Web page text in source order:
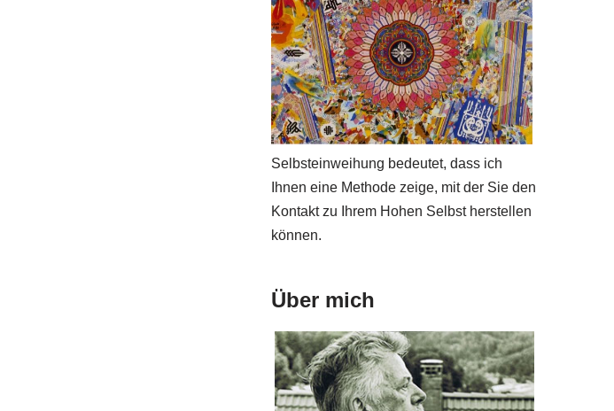
Selbsteinweihung bedeutet, dass ich
Ihnen eine Methode zeige, mit der Sie den
Kontakt zu Ihrem Hohen Selbst herstellen
können.
Über mich